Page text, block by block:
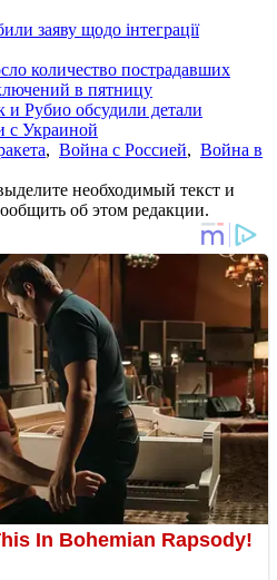
заяву щодо інтеграції
количество пострадавших
в пятницу
и Рубио обсудили детали
с Украиной
, Война с Россией, Война в
необходимый текст и
об этом редакции.